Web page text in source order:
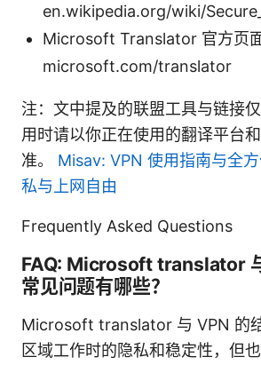
en.wikipedia.org/wiki/
Microsoft Translator 官方页
microsoft.com/translator
注：文中提及的联盟工具与链接
用时请以你正在使用的翻译平台
准。 Misav: VPN 使用指南与全
私与上网自由
Frequently Asked Questions
FAQ: Microsoft translator
常见问题有哪些？
Microsoft translator 与 VPN 的
区域工作时的隐私和稳定性，但